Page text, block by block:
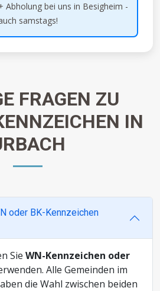
Abholung bei uns in Besigheim -
samstags!
FRAGEN ZU
IN
oder BK-Kennzeichen
Sie WN-Kennzeichen oder
Alle Gemeinden im
die Wahl zwischen beiden